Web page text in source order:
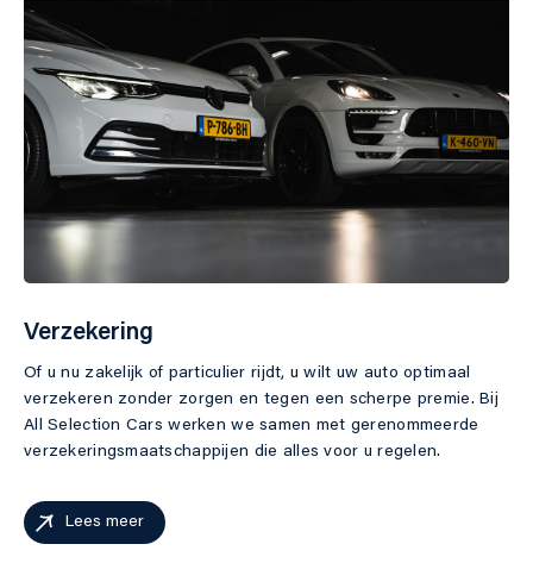
Ma – vrij:
Zaterdag:
Alleen op afspraak
Verzekering
Of u nu zakelijk of particulier rijdt, u wilt uw auto optimaal
verzekeren zonder zorgen en tegen een scherpe premie. Bij
All Selection Cars werken we samen met gerenommeerde
verzekeringsmaatschappijen die alles voor u regelen.
Lees meer